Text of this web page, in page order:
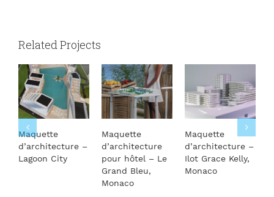
Related Projects
Maquette
d’architecture –
Lagoon City
Maquette
d’architecture
pour hôtel – Le
Grand Bleu,
Monaco
Maquette
d’architecture –
Ilot Grace Kelly,
Monaco